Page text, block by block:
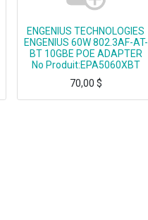
ENGENIUS TECHNOLOGIES
ENGENIUS 60W 802.3AF-AT-
BT 10GBE POE ADAPTER
No Produit:EPA5060XBT
70,00 $